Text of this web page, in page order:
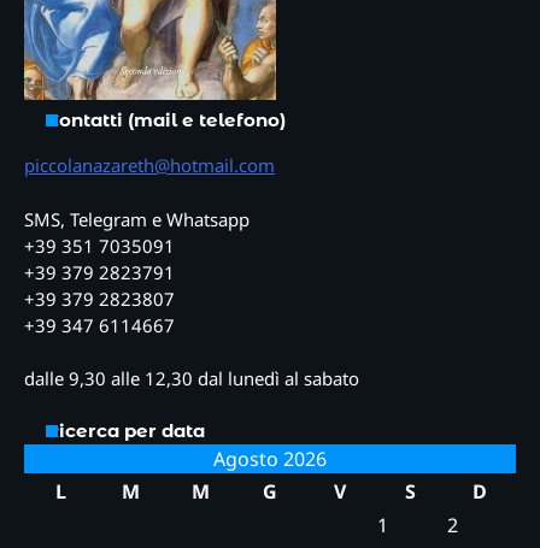
Contatti (mail e telefono)
piccolanazareth@hotmail.com
SMS, Telegram e Whatsapp
+39 351 7035091
+39 379 2823791
+39 379 2823807
+39 347 6114667
dalle 9,30 alle 12,30 dal lunedì al sabato
Ricerca per data
Agosto 2026
L
M M G V S
D
1
2